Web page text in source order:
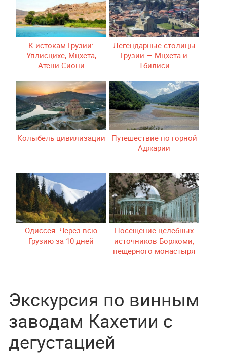
К истокам Грузии:
Уплисцихе, Мцхета,
Атени Сиони
Легендарные столицы
Грузии — Мцхета и
Тбилиси
Колыбель цивилизации
Путешествие по горной
Аджарии
Одиссея. Через всю
Грузию за 10 дней
Посещение целебных
источников Боржоми,
пещерного монастыря
Экскурсия по винным
заводам Кахетии с
дегустацией